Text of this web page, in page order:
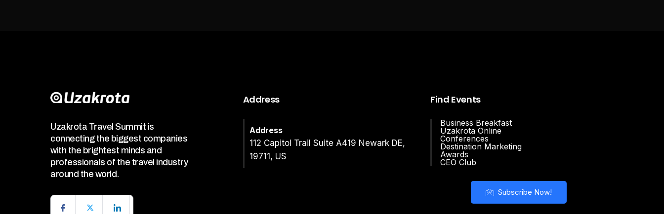
Uzakrota Travel Summit is
connecting the biggest companies
with the brightest minds and
professionals of the travel industry
around the world.
Address
Address
112 Capitol Trail Suite A419 Newark DE,
19711, US
Find Events
Business Breakfast
Uzakrota Online
Conferences
Destination Marketing
Awards
CEO Club
Subscribe Now!